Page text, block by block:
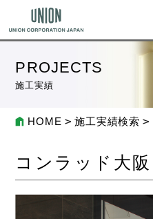
PROJECTS
施工実績
HOME 施工実績検索
コンラッド大阪